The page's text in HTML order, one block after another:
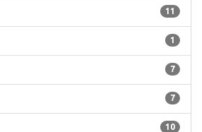
11
1
7
7
10